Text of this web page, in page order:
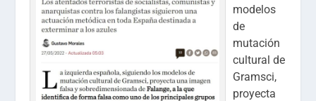
modelos
de
mutación
cultural de
Gramsci,
proyecta